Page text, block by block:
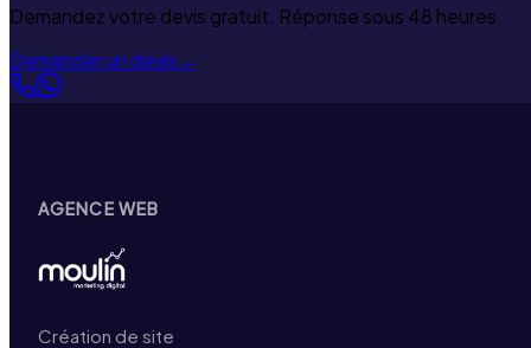
Demandez votre devis gratuit. Réponse sous 48 heures.
Demander un devis→
AGENCE WEB
Création de site